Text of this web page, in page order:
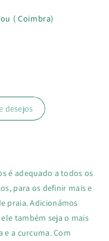
( Coimbra)
desejos
é adequado a todos os
para os definir mais e
praia. Adicionámos
também seja o mais
a curcuma. Com